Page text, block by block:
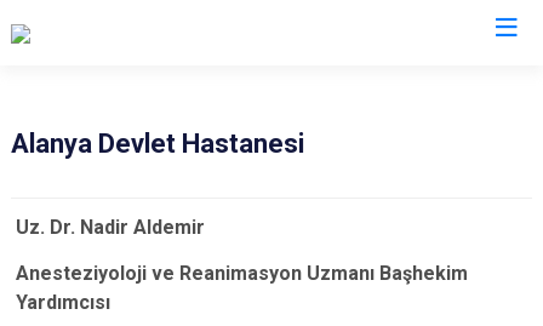
Alanya
Elmalı
Finike
Manavgat
Alanya Devlet Hastanesi
Uz. Dr. Nadir Aldemir
Anesteziyoloji ve Reanimasyon Uzmanı Başhekim
Yardımcısı